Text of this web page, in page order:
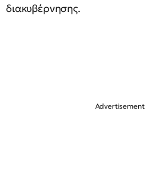
διακυβέρνησης.